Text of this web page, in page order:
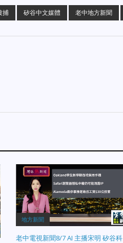
捕 矽谷中文媒體 老中地方新聞
地方新聞
老中電視新聞8/7 AI 主播宋明 矽谷科